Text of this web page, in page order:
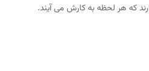
که هر لحظه به کارش می آیند.